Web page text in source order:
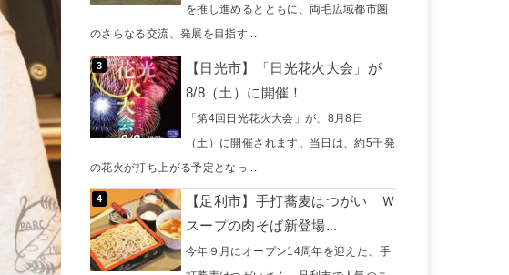
を推し進めるとともに、両毛広域都市圏
のさらなる交流、発展を目指す...
【日光市】「日光花火大会」が
8/8（土）に開催！
「第4回日光花火大会」が、8月8日
（土）に開催されます。当日は、約5千発
の花火が打ち上がる予定となっ...
【足利市】手打蕎麦はつがい Ｗ
スープの肉そば新登場...
今年９月にオープン14周年を迎えた、手